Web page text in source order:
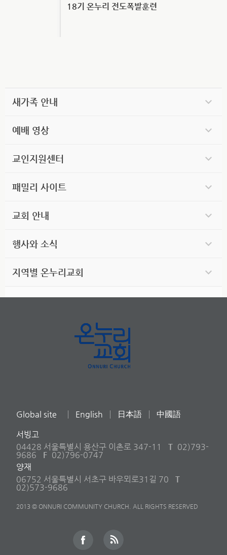
18기 온누리 전도폭발훈련
새가족 안내
예배 영상
교인지원센터
패밀리 사이트
교회 안내
행사와 소식
지역별 온누리교회
Global site English 日本語 中國語
서빙고
04428 서울특별시 용산구 이촌로 347-11
T 02)793-
9686
F 02)796-0747
양재
06752 서울특별시 서초구 바우뫼로31길 70
T
02)573-9686
2013 © ONNURI COMMUNITY CHURCH. ALL RIGHTS RESERVED